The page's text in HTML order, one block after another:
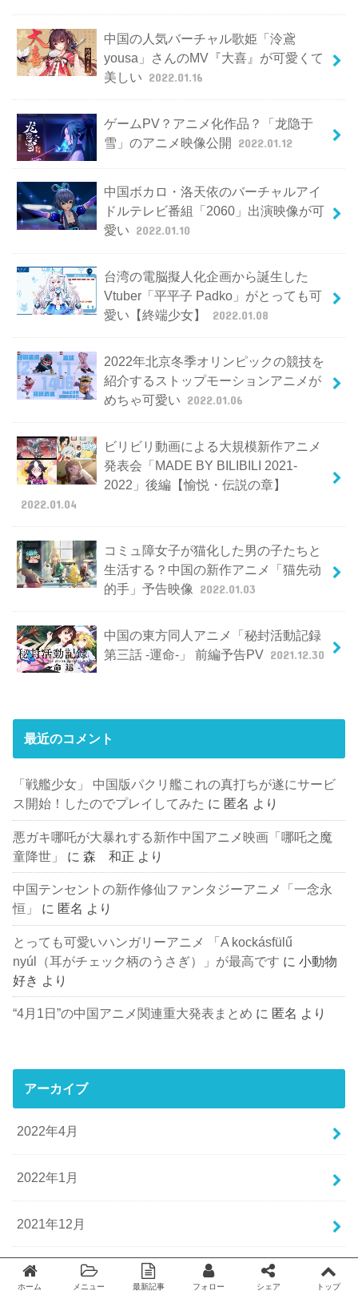
中国の人気バーチャル歌姫「泠鳶
yousa」さんのMV『大喜』が可愛くて
美しい 2022.01.16
ゲームPV？アニメ化作品？「龙隐于
雪」のアニメ映像公開 2022.01.12
中国ボカロ・洛天依のバーチャルアイ
ドルテレビ番組「2060」出演映像が可
愛い 2022.01.10
台湾の電脳擬人化企画から誕生した
Vtuber「平平子 Padko」がとっても可
愛い【終端少女】
2022.01.08
2022年北京冬季オリンピックの競技を
紹介するストップモーションアニメが
めちゃ可愛い 2022.01.06
ビリビリ動画による大規模新作アニメ
発表会「MADE BY BILIBILI 2021-
2022」後編【愉悦・伝説の章】
2022.01.04
コミュ障女子が猫化した男の子たちと
生活する？中国の新作アニメ「猫先动
的手」予告映像
2022.01.03
中国の東方同人アニメ「秘封活動記録
第三話 -運命-」 前編予告PV 2021.12.30
最近のコメント
「戦艦少女」 中国版パクリ艦これの真打ちが遂にサービ
ス開始！したのでプレイしてみた に 匿名 より
悪ガキ哪吒が大暴れする新作中国アニメ映画「哪吒之魔
童降世」
に森 和正 より
中国テンセントの新作修仙ファンタジーアニメ「一念永
恒」
に 匿名 より
とっても可愛いハンガリーアニメ 「A kockásfülű
nyúl（耳がチェック柄のうさぎ）」が最高です に小動物
好き より
“4月1日”の中国アニメ関連重大発表まとめ に 匿名 より
アーカイブ
2022年4月
2022年1月
2021年12月
2021年11月
ホーム メニュー 最新記事 フォロー シェア トップ
Twitter facebook